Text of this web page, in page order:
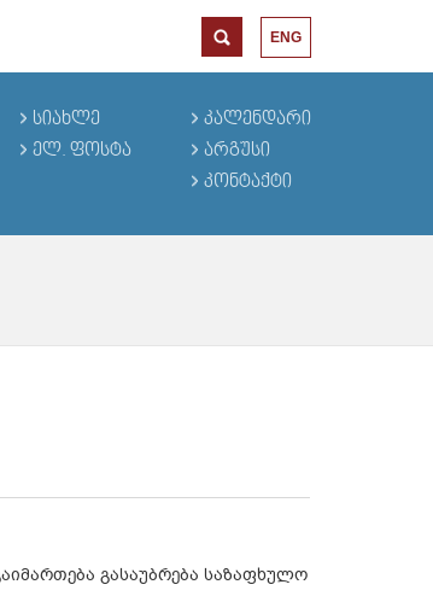
ENG
ᲡᲘᲐᲮᲚᲔ
ᲔᲚ. ᲤᲝᲡᲢᲐ
ᲙᲐᲚᲔᲜᲓᲐᲠᲘ
ᲐᲠᲒᲣᲡᲘ
ᲙᲝᲜᲢᲐᲥᲢᲘ
გასაუბრება საზაფხულო